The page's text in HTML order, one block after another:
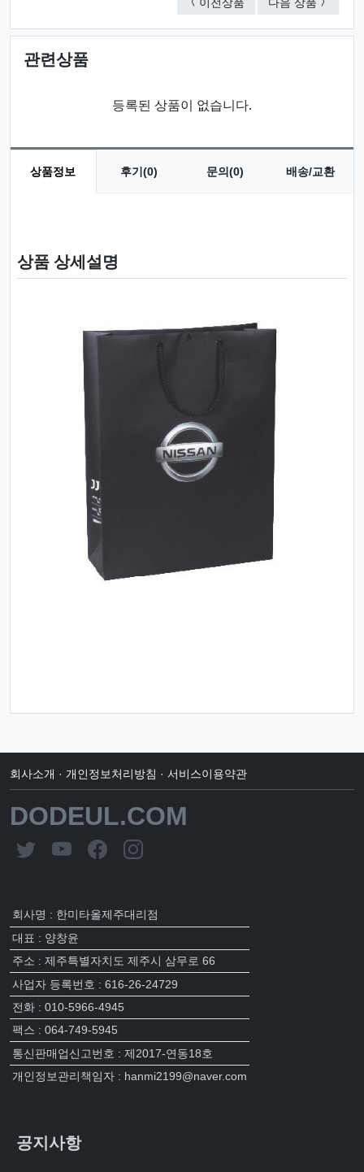
관련상품
등록된 상품이 없습니다.
상품정보 후기(0) 문의(0) 배송/교환
상품 상세설명
회사소개 · 개인정보처리방침 · 서비스이용약관
DODEUL.COM
회사명 : 한미타올제주대리점
대표 : 양창윤
주소 : 제주특별자치도 제주시 삼무로 66
사업자 등록번호 : 616-26-24729
전화 : 010-5966-4945
팩스 : 064-749-5945
통신판매업신고번호 : 제2017-연동18호
개인정보관리책임자 : hanmi2199@naver.com
공지사항